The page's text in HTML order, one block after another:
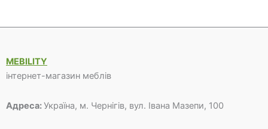
MEBILITY
інтернет-магазин меблів
Адреса:Україна, м. Чернігів, вул. Івана Мазепи, 100